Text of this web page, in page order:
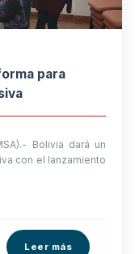
para
Bolivia dará un
con el lanzamiento
Leer más